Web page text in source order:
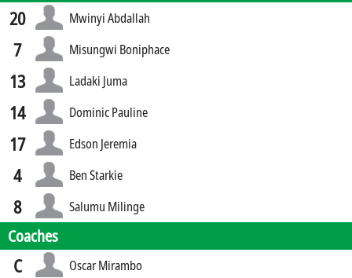
20 Mwinyi Abdallah
7 Misungwi Boniphace
13 Ladaki Juma
14 Dominic Pauline
17 Edson Jeremia
4 Ben Starkie
8 Salumu Milinge
Coaches
C Oscar Mirambo